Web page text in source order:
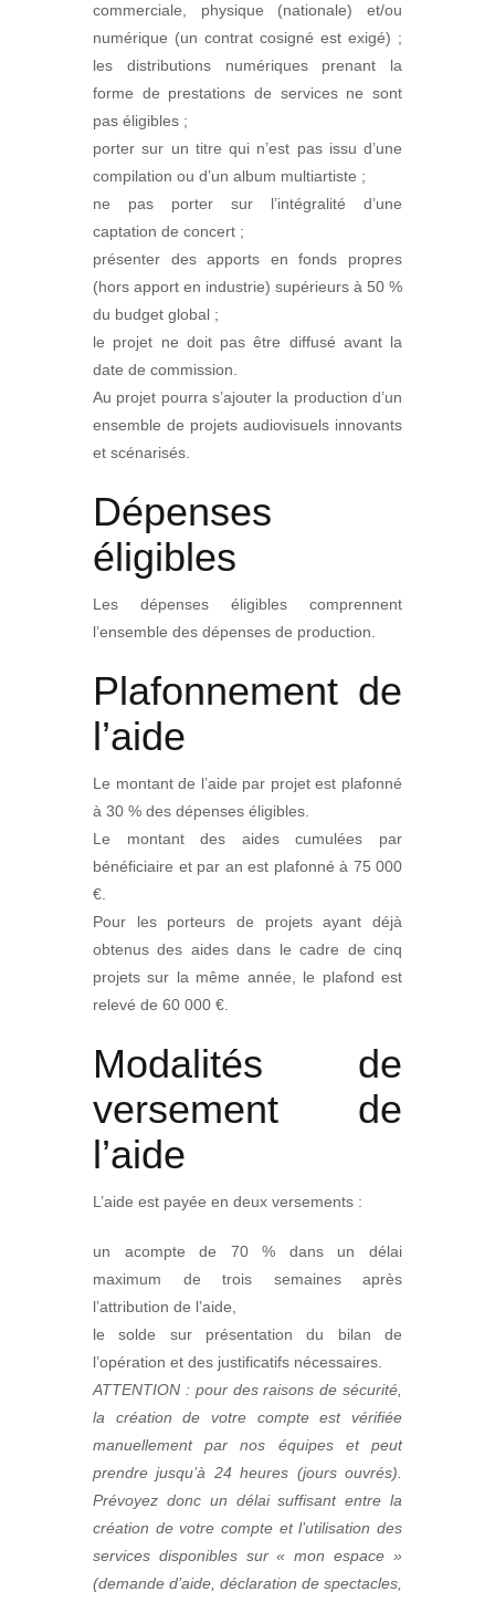
commerciale, physique (nationale) et/ou
numérique (un contrat cosigné est exigé) ;
les distributions numériques prenant la
forme de prestations de services ne sont
pas éligibles ;
porter sur un titre qui n’est pas issu d’une
compilation ou d’un album multiartiste ;
ne pas porter sur l’intégralité d’une
captation de concert ;
présenter des apports en fonds propres
(hors apport en industrie) supérieurs à 50 %
du budget global ;
le projet ne doit pas être diffusé avant la
date de commission.
Au projet pourra s’ajouter la production d’un
ensemble de projets audiovisuels innovants
et scénarisés.
Dépenses
éligibles
Les dépenses éligibles comprennent
l’ensemble des dépenses de production.
Plafonnement de
l’aide
Le montant de l’aide par projet est plafonné
à 30 % des dépenses éligibles.
Le montant des aides cumulées par
bénéficiaire et par an est plafonné à 75 000
€.
Pour les porteurs de projets ayant déjà
obtenus des aides dans le cadre de cinq
projets sur la même année, le plafond est
relevé de 60 000 €.
Modalités de
versement de
l’aide
L’aide est payée en deux versements :
un acompte de 70 % dans un délai
maximum de trois semaines après
l’attribution de l’aide,
le solde sur présentation du bilan de
l’opération et des justificatifs nécessaires.
ATTENTION : pour des raisons de sécurité,
la création de votre compte est vérifiée
manuellement par nos équipes et peut
prendre jusqu’à 24 heures (jours ouvrés).
Prévoyez donc un délai suffisant entre la
création de votre compte et l’utilisation des
services disponibles sur « mon espace »
(demande d’aide, déclaration de spectacles,